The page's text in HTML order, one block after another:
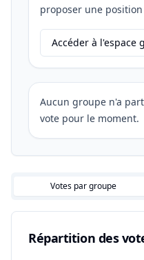
proposer une
Accéder à l'espace
Aucun groupe n'a
vote pour le moment.
Votes par groupe
Répartition des